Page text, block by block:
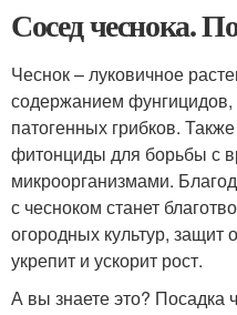
Сосед чеснока.
Чеснок – луковичное
содержанием
патогенных грибков.
фитонциды для борьбы с
микроорганизмами.
с чесноком станет
огородных культур, защит
укрепит и ускорит рост.
А вы знаете это? Посадка